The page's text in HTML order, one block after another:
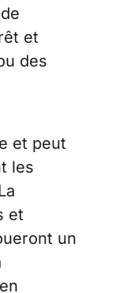
et
des
et peut
les
et
un